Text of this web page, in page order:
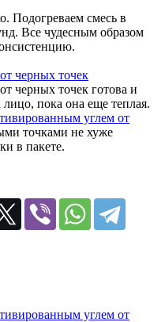
Подогреваем смесь в
Все чудесным образом
черных точек готова и
лицо, пока она еще теплая.
углем от
точками не хуже
в пакете.
углем от